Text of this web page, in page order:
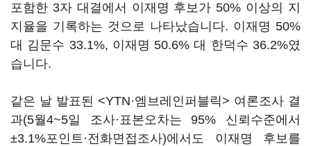
포함한 3자 대결에서 이재명 후보가 50% 이상의 지
지율을 기록하는 것으로 나타났습니다. 이재명 50%
대 김문수 33.1%, 이재명 50.6% 대 한덕수 36.2%였
습니다.
같은 날 발표된 <YTN·엠브레인퍼블릭> 여론조사 결
과(5월4~5일 조사·표본오차는 95% 신뢰수준에서
±3.1%포인트·전화면접조사)에서도 이재명 후보를